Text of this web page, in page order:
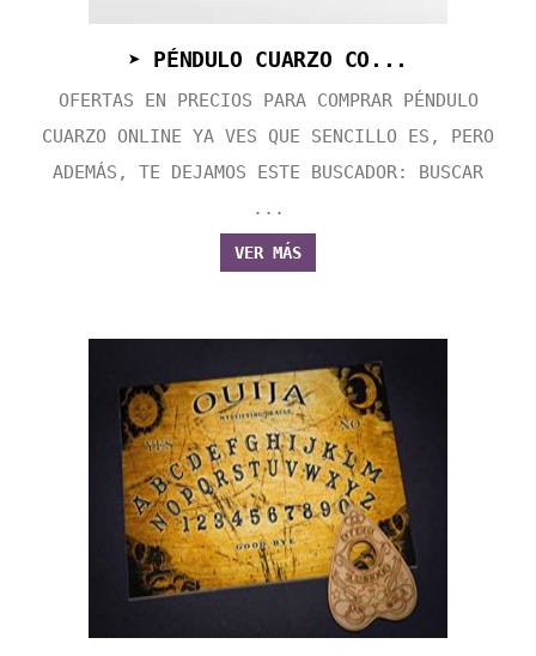
➤ PÉNDULO CUARZO CO...
OFERTAS EN PRECIOS PARA COMPRAR PÉNDULO
CUARZO ONLINE YA VES QUE SENCILLO ES, PERO
ADEMÁS, TE DEJAMOS ESTE BUSCADOR: BUSCAR
...
VER MÁS